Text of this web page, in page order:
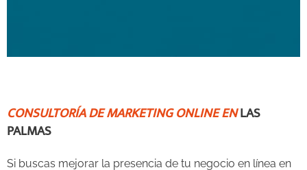
o
s
l
CONSULTORÍA DE MARKETING ONLINE ENLAS
PALMAS
Si buscas mejorar la presencia de tu negocio en línea en